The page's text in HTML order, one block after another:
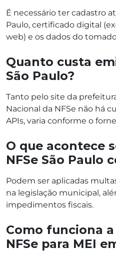
É necessário ter cadastro
Paulo, certificado digital
web) e os dados do
Quanto custa
São Paulo?
Tanto pelo site da
Nacional da NFSe não há
APIs, varia conforme o
O que acontece
NFSe São Paulo
Podem ser aplicadas
na legislação municipal,
impedimentos fiscais.
Como funciona
NFSe para MEI